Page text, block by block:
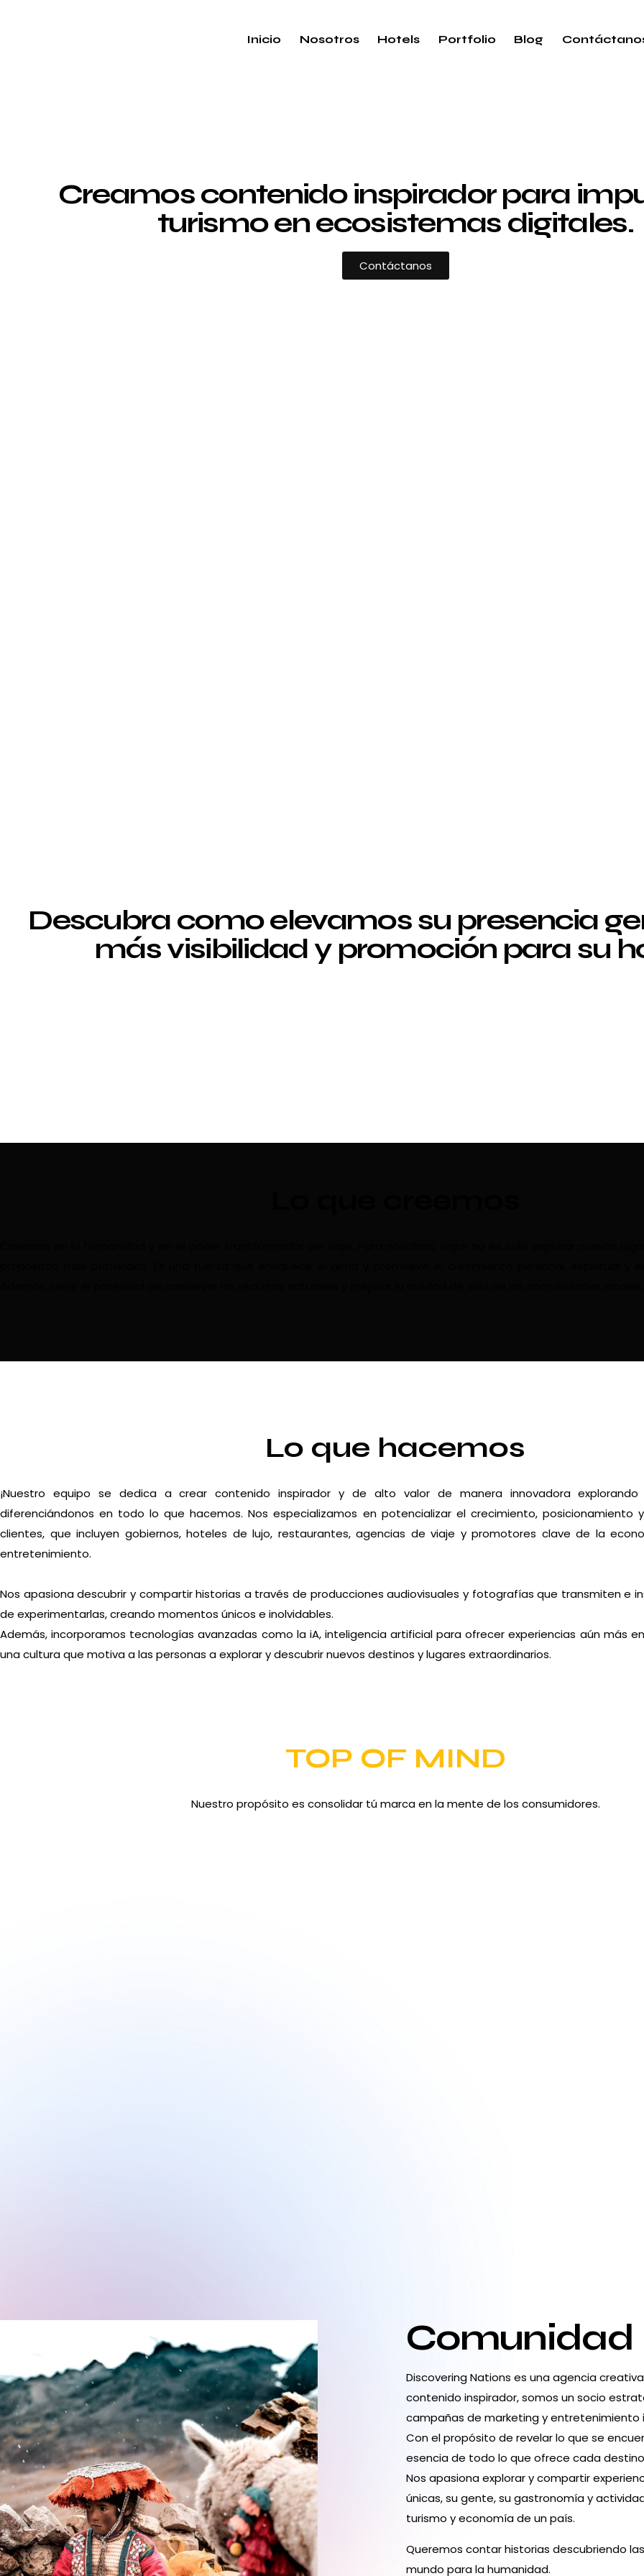
Inicio Nosotros Hotels Portfolio Blog
Creamos contenido inspirador para
turismo en ecosistemas digitales.
Contáctanos
Descubra como elevamos su presencia
más visibilidad y promoción para su
Lo que hacemos
¡Nuestro equipo se dedica a crear contenido inspirador y de alto valor de manera innovadora
diferenciándonos en todo lo que hacemos. Nos especializamos en potencializar el crecimiento, posicionamiento
clientes, que incluyen gobiernos, hoteles de lujo, restaurantes, agencias de viaje y promotores clave de la
entretenimiento.
Nos apasiona descubrir y compartir historias a través de producciones audiovisuales y fotografías que transmiten e
de experimentarlas, creando momentos únicos e inolvidables.
Además, incorporamos tecnologías avanzadas como la iA, inteligencia artificial para ofrecer experiencias aún más
una cultura que motiva a las personas a explorar y descubrir nuevos destinos y lugares extraordinarios.
TOP OF MIND
Nuestro propósito es consolidar tú marca en la mente de los consumidores.
Comunidad
Discovering Nations es una agencia
contenido inspirador, somos un socio
campañas de marketing y entretenimiento
Con el propósito de revelar lo que se
esencia de todo lo que ofrece cada
Nos apasiona explorar y compartir
únicas, su gente, su gastronomía y
turismo y economía de un país.
Queremos contar historias descubriendo
mundo para la humanidad.